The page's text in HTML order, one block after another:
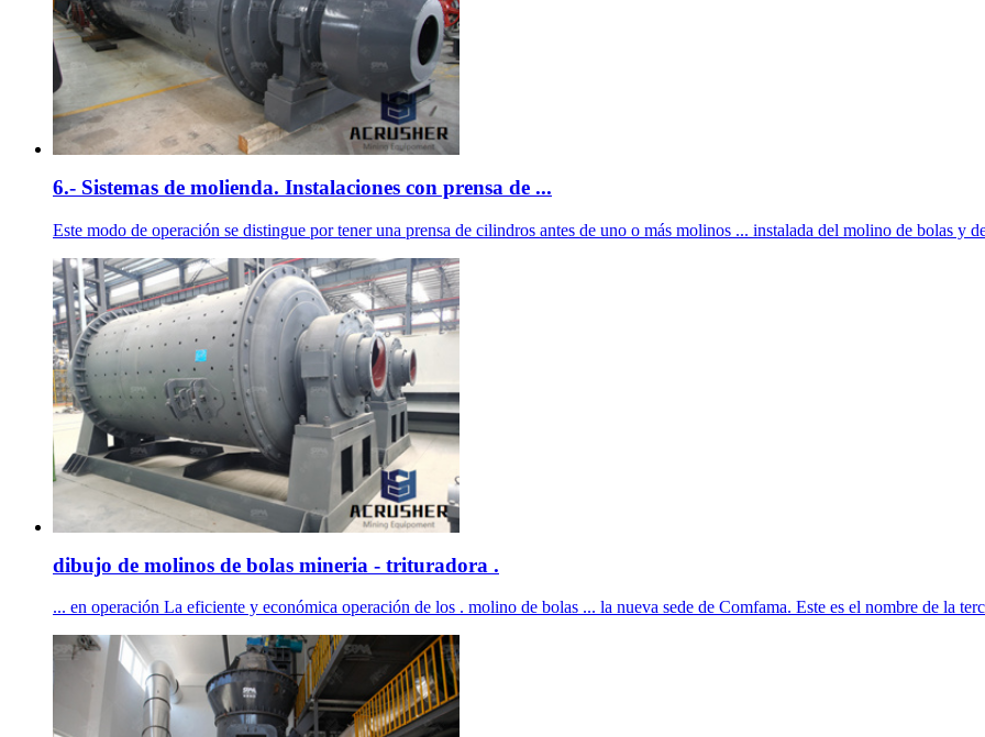
6.- Sistemas de molienda. Instalaciones con prensa de ...
Este modo de operación se distingue por tener una prensa de cilindros antes de uno o más molinos ... instalada del molino de bolas y
dibujo de molinos de bolas mineria - trituradora .
... en operación La eficiente y económica operación de los . molino de bolas ... la nueva sede de Comfama. Este es el nombre de la